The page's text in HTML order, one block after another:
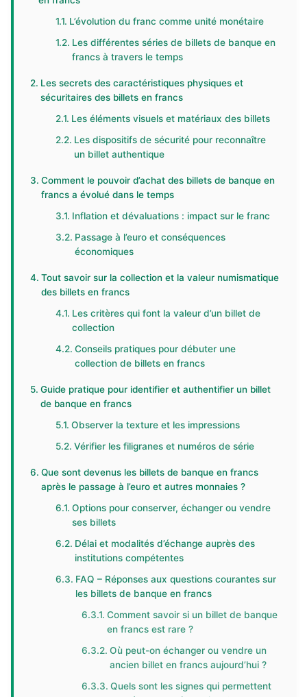
L’évolution du franc comme unité monétaire
Les différentes séries de billets de banque en
francs à travers le temps
Les secrets des caractéristiques physiques et
sécuritaires des billets en francs
Les éléments visuels et matériaux des billets
Les dispositifs de sécurité pour reconnaître
un billet authentique
Comment le pouvoir d’achat des billets de banque en
francs a évolué dans le temps
Inflation et dévaluations : impact sur le franc
Passage à l’euro et conséquences
économiques
Tout savoir sur la collection et la valeur numismatique
des billets en francs
Les critères qui font la valeur d’un billet de
collection
Conseils pratiques pour débuter une
collection de billets en francs
Guide pratique pour identifier et authentifier un billet
de banque en francs
Observer la texture et les impressions
Vérifier les filigranes et numéros de série
Que sont devenus les billets de banque en francs
après le passage à l’euro et autres monnaies ?
Options pour conserver, échanger ou vendre
ses billets
Délai et modalités d’échange auprès des
institutions compétentes
FAQ – Réponses aux questions courantes sur
les billets de banque en francs
Comment savoir si un billet de banque
en francs est rare ?
Où peut-on échanger ou vendre un
ancien billet en francs aujourd’hui ?
Quels sont les signes qui permettent